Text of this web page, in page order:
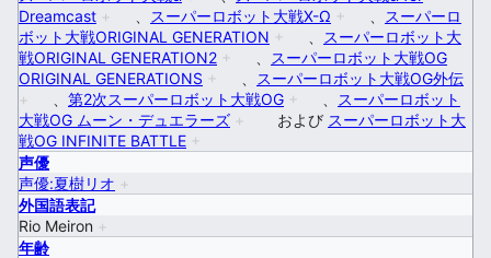
Dreamcast + スーパーロボット大戦X-Ω +
スーパーロ
ボット大戦ORIGINAL GENERATION +
スーパーロボット大
戦ORIGINAL GENERATION2 +
スーパーロボット大戦OG
ORIGINAL GENERATIONS +
スーパーロボット大戦OG外伝
+
第2次スーパーロボット大戦OG +
スーパーロボット
大戦OG ムーン・デュエラーズ + および スーパーロボット大
戦OG INFINITE BATTLE +
声優
声優:夏樹リオ +
外国語表記
Rio Meiron +
年齢